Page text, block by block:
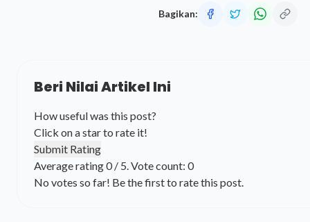
Bagikan:
Beri Nilai Artikel Ini
How useful was this post?
Click on a star to rate it!
Submit Rating
Average rating0/ 5. Vote count: 0
No votes so far! Be the first to rate this post.